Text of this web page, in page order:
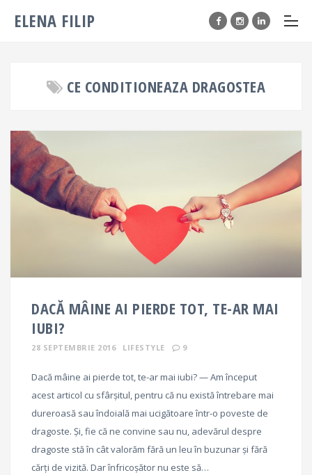
ELENA FILIP
CE CONDITIONEAZA DRAGOSTEA
DACĂ MÂINE AI PIERDE TOT, TE-AR MAI
IUBI?
28 SEPTEMBRIE 2016 LIFESTYLE 9
Dacă mâine ai pierde tot, te-ar mai iubi? — Am început
acest articol cu sfârșitul, pentru că nu există întrebare mai
dureroasă sau îndoială mai ucigătoare într-o poveste de
dragoste. Și, fie că ne convine sau nu, adevărul despre
dragoste stă în cât valorăm fără un leu în buzunar și fără
cărți de vizită. Dar înfricoșător nu este să…